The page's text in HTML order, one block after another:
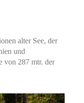
alter See, der
und
von 287 mtr. der